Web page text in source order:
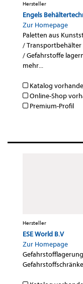
Hersteller
Engels
Zur Homepage
Paletten aus
/ Transportbehälter
/ Gefahrstoffe
mehr...
Katalog
Online-Shop
Premium-Profil
Hersteller
ESE World B.V
Zur Homepage
Gefahrstoffschränke